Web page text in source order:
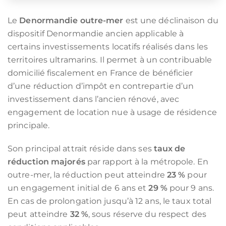
Le Denormandie outre-mer est une déclinaison du
dispositif Denormandie ancien applicable à
certains investissements locatifs réalisés dans les
territoires ultramarins. Il permet à un contribuable
domicilié fiscalement en France de bénéficier
d’une réduction d’impôt en contrepartie d’un
investissement dans l’ancien rénové, avec
engagement de location nue à usage de résidence
principale.
Son principal attrait réside dans ses taux de
réduction majoréspar rapport à la métropole. En
outre-mer, la réduction peut atteindre 23 % pour
un engagement initial de 6 ans et29 %pour 9 ans.
En cas de prolongation jusqu’à 12 ans, le taux total
peut atteindre 32 %, sous réserve du respect des